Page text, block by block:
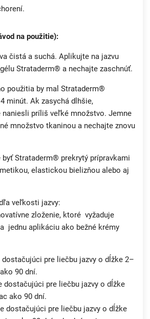
na použitie):
čistá a suchá. Aplikujte na jazvu
Strataderm® a nechajte zaschnúť.
použitia by mal Strataderm®
minút. Ak zasychá dlhšie,
naniesli príliš veľké množstvo. Jemne
množstvo tkaninou a nechajte znovu
byť Strataderm® prekrytý prípravkami
elastickou bielizňou alebo aj
veľkosti jazvy:
zloženie, ktoré vyžaduje
jednu aplikáciu ako bežné krémy
pre liečbu jazvy o dĺžke 2–
90 dní.
dostačujúci pre liečbu jazvy o dĺžke
ako 90 dní.
dostačujúci pre liečbu jazvy o dĺžke